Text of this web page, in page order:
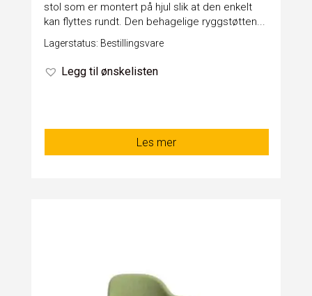
stol som er montert på hjul slik at den enkelt
kan flyttes rundt. Den behagelige ryggstøtten...
Lagerstatus: Bestillingsvare
Legg til ønskelisten
Les mer